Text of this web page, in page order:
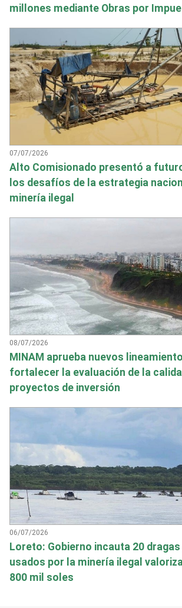
millones mediante Obras por
07/07/2026
Alto Comisionado presentó a
los desafíos de la estrategia
minería ilegal
08/07/2026
MINAM aprueba nuevos
fortalecer la evaluación de la
proyectos de inversión
06/07/2026
Loreto: Gobierno incauta 20 dragas
usados por la minería ilegal
800 mil soles